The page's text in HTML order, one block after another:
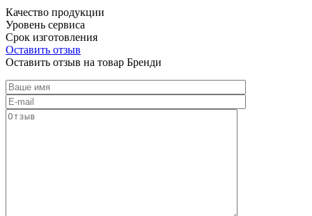
Качество продукции
Уровень сервиса
Срок изготовления
Оставить отзыв
Оставить отзыв на товар Бренди